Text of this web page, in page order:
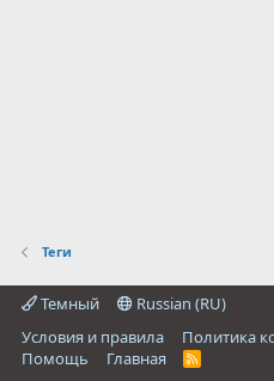
Теги
Темный
Russian (RU)
Условия и правила
Политика
Помощь
Главная
R